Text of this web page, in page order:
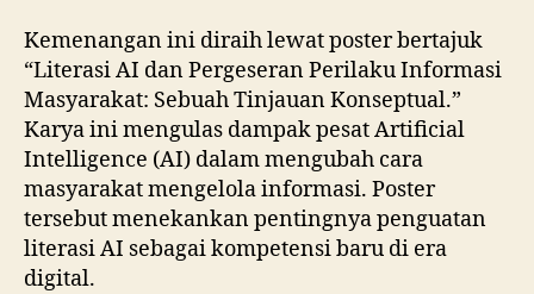
Kemenangan ini diraih lewat poster bertajuk
“Literasi AI dan Pergeseran Perilaku Informasi
Masyarakat: Sebuah Tinjauan Konseptual.”
Karya ini mengulas dampak pesat Artificial
Intelligence (AI) dalam mengubah cara
masyarakat mengelola informasi. Poster
tersebut menekankan pentingnya penguatan
literasi AI sebagai kompetensi baru di era
digital.